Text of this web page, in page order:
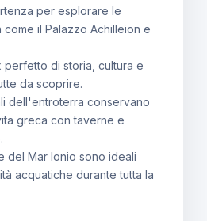
per esplorare le
il Palazzo Achilleion e
perfetto di storia, cultura e
da scoprire.
dell'entroterra conservano
greca con taverne e
del Mar Ionio sono ideali
acquatiche durante tutta la